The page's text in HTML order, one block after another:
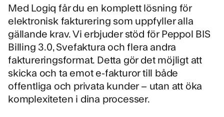
Med Logiq får du en komplett lösning för
elektronisk fakturering som uppfyller alla
gällande krav. Vi erbjuder stöd för Peppol BIS
Billing 3.0, Svefaktura och flera andra
faktureringsformat. Detta gör det möjligt att
skicka och ta emot e-fakturor till både
offentliga och privata kunder – utan att öka
komplexiteten i dina processer.